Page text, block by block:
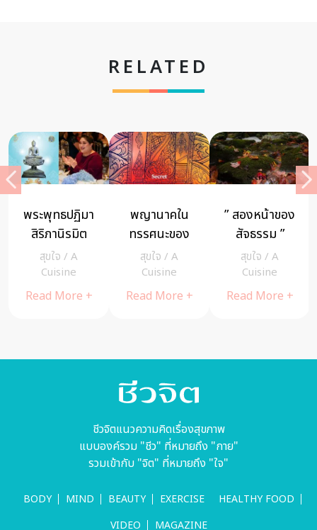
RELATED
พระพุทธปฏิมา
สิริภานิรมิต
พระพุทธรูปใน
พระเจ้าหลาน
เธอ พระองค์
สุขใจ / A
Cuisine
Read More +
พญานาคใน
ทรรศนะของ
สมเด็จพระ
มหาสมณเจ้า
กรมพระยา
สุขใจ / A
Cuisine
Read More +
” สองหน้าของ
สัจธรรม ”
ข้อคิดที่ได้จาก
อ่างขาง
สุขใจ / A
Cuisine
Read More +
ชีวจิตแนวความคิดเรื่องสุขภาพ
แบบองค์รวม "ชีว" ที่หมายถึง "กาย"
รวมเข้ากับ "จิต" ที่หมายถึง "ใจ"
BODY MIND BEAUTY EXERCISE
HEALTHY FOOD
VIDEO
MAGAZINE